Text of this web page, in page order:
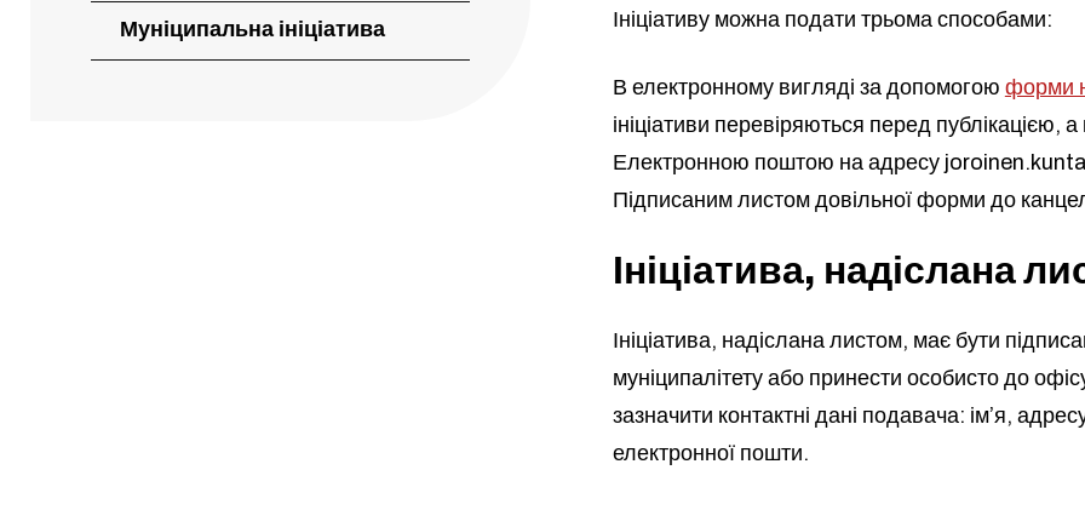
Муніципальна ініціатива Ініціативу можна подати трьома способами:
В електронному вигляді за допомогою форми
ініціативи перевіряються перед
Електронною поштою на адресу
Підписаним листом довільної форми до
Ініціатива, надіслана
Ініціатива, надіслана листом, має бути
муніципалітету або принести особисто до
зазначити контактні дані подавача: ім’я,
електронної пошти.